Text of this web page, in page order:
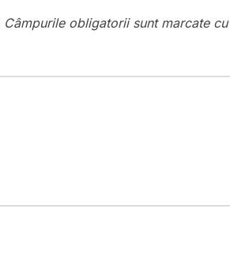
Câmpurile obligatorii sunt marcate cu